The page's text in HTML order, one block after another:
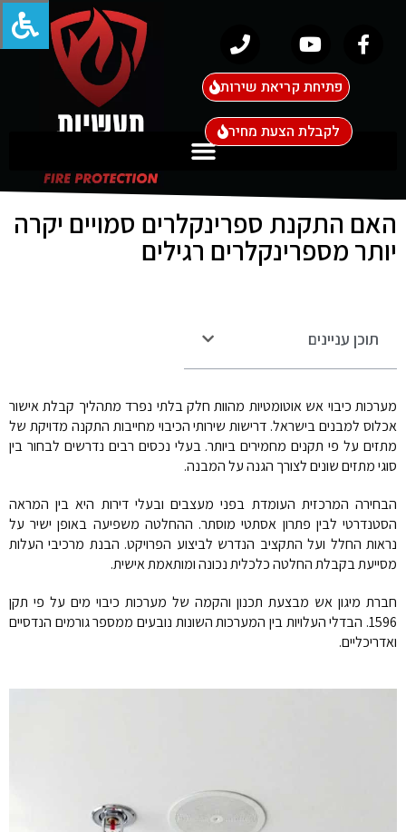
פתיחת קריאת שירות
לקבלת הצעת מחיר
האם התקנת ספרינקלרים סמויים יקרה
יותר מספרינקלרים רגילים
תוכן עניינים
מערכות כיבוי אש אוטומטיות מהוות חלק בלתי נפרד מתהליך קבלת אישור
אכלוס למבנים בישראל. דרישות שירותי הכיבוי מחייבות התקנה מדויקת של
מתזים על פי תקנים מחמירים ביותר. בעלי נכסים רבים נדרשים לבחור בין
סוגי מתזים שונים לצורך הגנה על המבנה.
הבחירה המרכזית העומדת בפני מעצבים ובעלי דירות היא בין המראה
הסטנדרטי לבין פתרון אסתטי מוסתר. ההחלטה משפיעה באופן ישיר על
נראות החלל ועל התקציב הנדרש לביצוע הפרויקט. הבנת מרכיבי העלות
מסייעת בקבלת החלטה כלכלית נכונה ומותאמת אישית.
חברת מיגון אש מבצעת תכנון והקמה של מערכות כיבוי מים על פי תקן
1596. הבדלי העלויות בין המערכות השונות נובעים ממספר גורמים הנדסיים
ואדריכליים.